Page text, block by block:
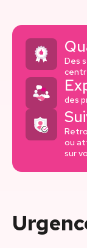
Des
des
ou
sur